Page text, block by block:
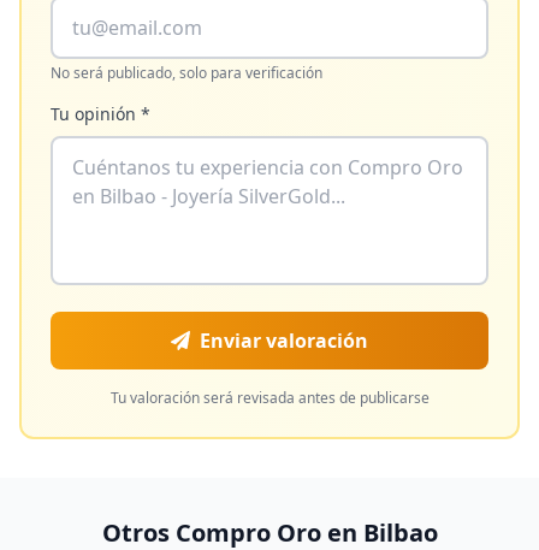
No será publicado, solo para verificación
Tu opinión *
Enviar valoración
Tu valoración será revisada antes de publicarse
Otros Compro Oro en Bilbao